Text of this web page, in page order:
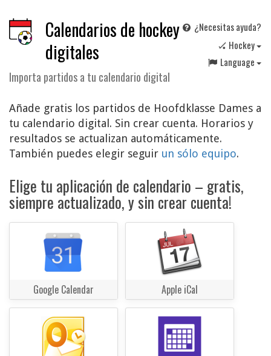
Calendarios de hockey
digitales
Importa partidos a tu calendario digital
¿Necesitas ayuda?
🏑 Hockey
Language
Añade gratis los partidos de Hoofdklasse Dames a
tu calendario digital. Sin crear cuenta. Horarios y
resultados se actualizan automáticamente.
También puedes elegir seguir un sólo equipo.
Elige tu aplicación de calendario – gratis,
siempre actualizado, y sin crear cuenta!
Google Calendar Apple iCal